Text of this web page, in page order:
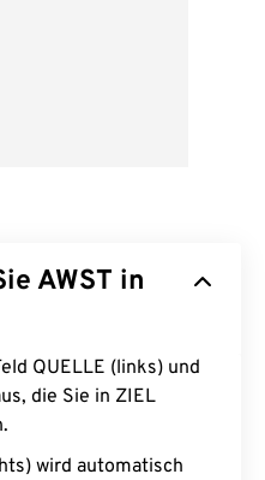
AWST in
QUELLE (links) und
die Sie in ZIEL
wird automatisch